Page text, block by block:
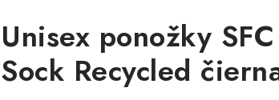
Unisex ponožky
Sock Recycled